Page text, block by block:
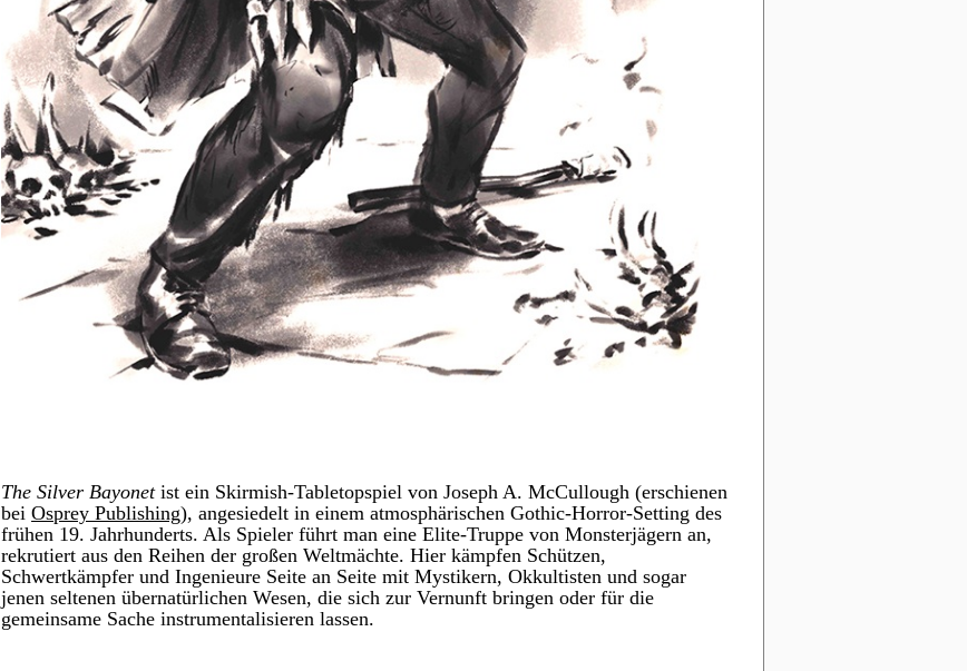
The Silver Bayonetist ein Skirmish-Tabletopspiel von Joseph A. McCullough (erschienen
beiOsprey Publishing), angesiedelt in einem atmosphärischen Gothic-Horror-Setting des
frühen 19. Jahrhunderts. Als Spieler führt man eine Elite-Truppe von Monsterjägern an,
rekrutiert aus den Reihen der großen Weltmächte. Hier kämpfen Schützen,
Schwertkämpfer und Ingenieure Seite an Seite mit Mystikern, Okkultisten und sogar
jenen seltenen übernatürlichen Wesen, die sich zur Vernunft bringen oder für die
gemeinsame Sache instrumentalisieren lassen.